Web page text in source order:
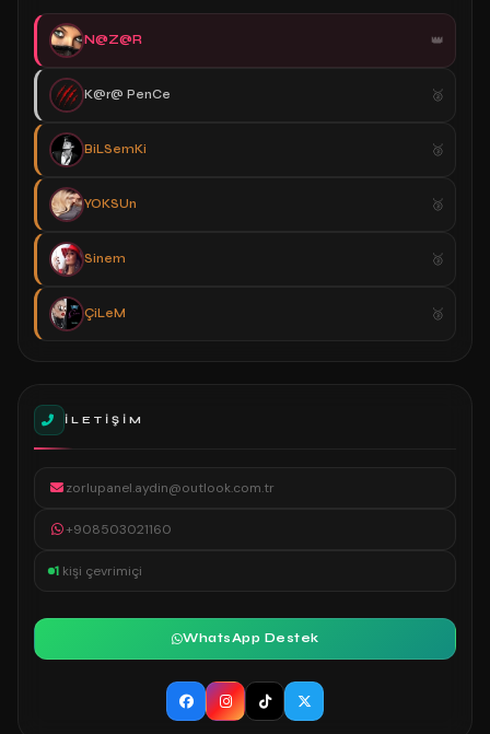
N@Z@R
K@r@ PenCe
BiLSemKi
YOKSUn
Sinem
ÇiLeM
İLETIŞIM
zorlupanel.aydin@outlook.com.tr
+908503021160
1 kişi çevrimiçi
WhatsApp Destek